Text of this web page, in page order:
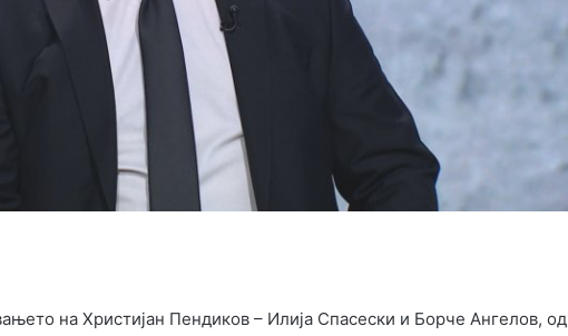
на Христијан Пендиков – Илија Спасески и Борче Ангелов, од